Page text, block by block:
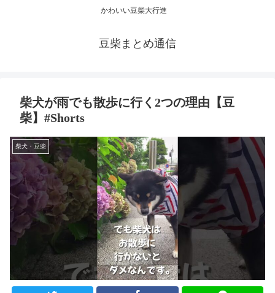
かわいい豆柴大行進
豆柴まとめ通信
柴犬が雨でも散歩に行く2つの理由【豆
柴】#Shorts
柴犬・豆柴